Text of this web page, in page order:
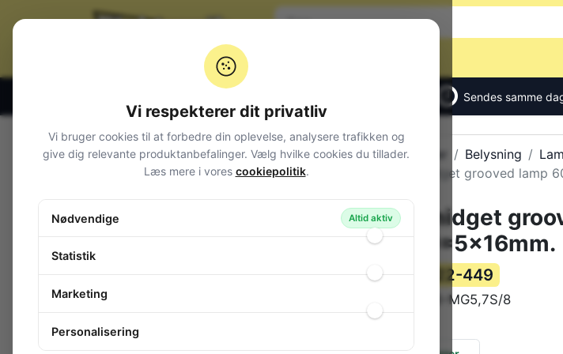
Sendes samme
Alle produkter Belysning
T1.3/4,midget grooved lamp
T1.3/4,midget
20mA Ø=5x16mm.
Varenummer: 122-449
R0516-MG5,7S/8
Vægt:
Varegrupper
Audio
Dekorations lys
Vi respekterer dit privatliv
Vi bruger cookies til at forbedre din oplevelse, analysere trafikken og
give dig relevante produktanbefalinger. Vælg hvilke cookies du tillader.
Læs mere i vores cookiepolitik.
Nødvendige Altid aktiv
Statistik
Marketing
Personalisering